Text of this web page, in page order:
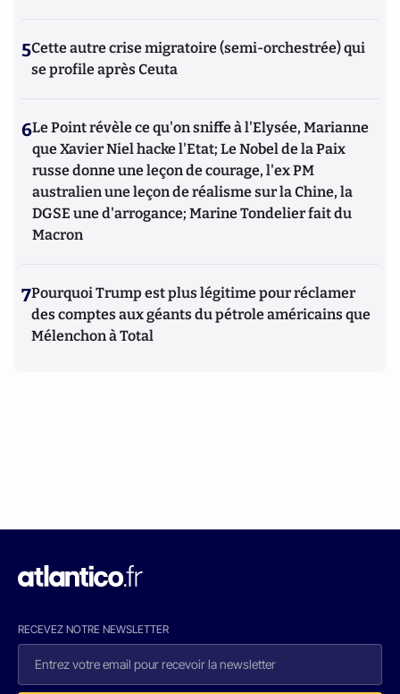
5Cette autre crise migratoire (semi-orchestrée) qui
se profile après Ceuta
6Le Point révèle ce qu'on sniffe à l'Elysée, Marianne
que Xavier Niel hacke l'Etat; Le Nobel de la Paix
russe donne une leçon de courage, l'ex PM
australien une leçon de réalisme sur la Chine, la
DGSE une d'arrogance; Marine Tondelier fait du
Macron
7Pourquoi Trump est plus légitime pour réclamer
des comptes aux géants du pétrole américains que
Mélenchon à Total
RECEVEZ NOTRE NEWSLETTER